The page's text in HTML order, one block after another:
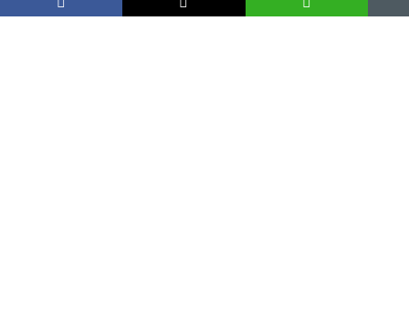
Notizie correlate per paese